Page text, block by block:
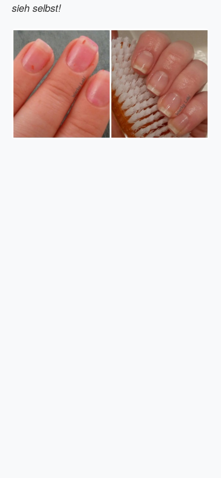
sieh selbst!